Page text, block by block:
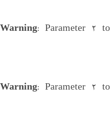
Warning: Parameter 2 to
Warning: Parameter 2 to